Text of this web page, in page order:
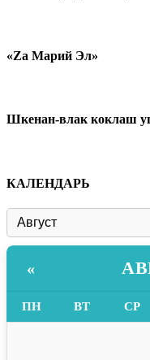
«Zа Марий Эл»
Шкенан-влак коклаш
КАЛЕНДАРЬ
«
ПН ВТ СР